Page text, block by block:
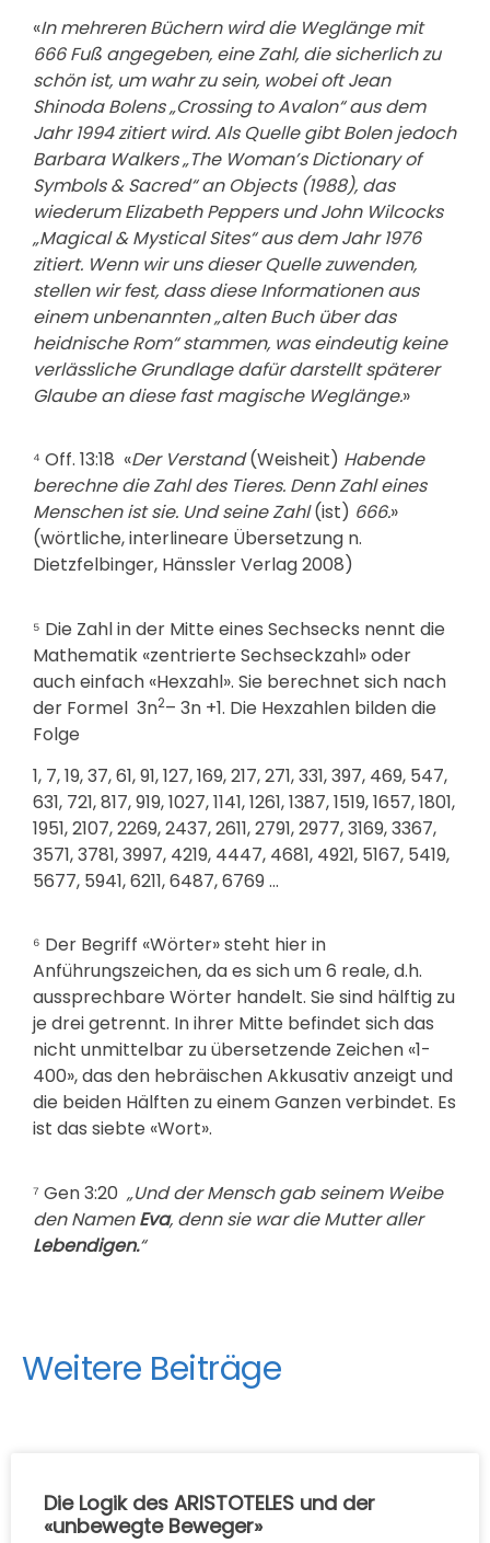
«In mehreren Büchern wird die Weglänge mit
666 Fuß angegeben, eine Zahl, die sicherlich zu
schön ist, um wahr zu sein, wobei oft Jean
Shinoda Bolens „Crossing to Avalon“ aus dem
Jahr 1994 zitiert wird. Als Quelle gibt Bolen jedoch
Barbara Walkers „The Woman’s Dictionary of
Symbols & Sacred“ an Objects (1988), das
wiederum Elizabeth Peppers und John Wilcocks
„Magical & Mystical Sites“ aus dem Jahr 1976
zitiert. Wenn wir uns dieser Quelle zuwenden,
stellen wir fest, dass diese Informationen aus
einem unbenannten „alten Buch über das
heidnische Rom“ stammen, was eindeutig keine
verlässliche Grundlage dafür darstellt späterer
Glaube an diese fast magische Weglänge.»
⁴ Off. 13:18 «Der Verstand(Weisheit) Habende
berechne die Zahl des Tieres. Denn Zahl eines
Menschen ist sie. Und seine Zahl(ist) 666.»
(wörtliche, interlineare Übersetzung n.
Dietzfelbinger, Hänssler Verlag 2008)
⁵ Die Zahl in der Mitte eines Sechsecks nennt die
Mathematik «zentrierte Sechseckzahl» oder
auch einfach «Hexzahl». Sie berechnet sich nach
der Formel 3n2– 3n +1. Die Hexzahlen bilden die
Folge
1, 7, 19, 37, 61, 91, 127, 169, 217, 271, 331, 397, 469, 547,
631, 721, 817, 919, 1027, 1141, 1261, 1387, 1519, 1657, 1801,
1951, 2107, 2269, 2437, 2611, 2791, 2977, 3169, 3367,
3571, 3781, 3997, 4219, 4447, 4681, 4921, 5167, 5419,
5677, 5941, 6211, 6487, 6769 …
⁶ Der Begriff «Wörter» steht hier in
Anführungszeichen, da es sich um 6 reale, d.h.
aussprechbare Wörter handelt. Sie sind hälftig zu
je drei getrennt. In ihrer Mitte befindet sich das
nicht unmittelbar zu übersetzende Zeichen «1-
400», das den hebräischen Akkusativ anzeigt und
die beiden Hälften zu einem Ganzen verbindet. Es
ist das siebte «Wort».
⁷ Gen 3:20 „Und der Mensch gab seinem Weibe
den NamenEva, denn sie war die Mutter aller
Lebendigen.“
Weitere Beiträge
Die Logik des ARISTOTELES und der
«unbewegte Beweger»